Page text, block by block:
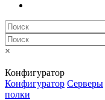
×
Конфигуратор
Конфигуратор Серверы
полки